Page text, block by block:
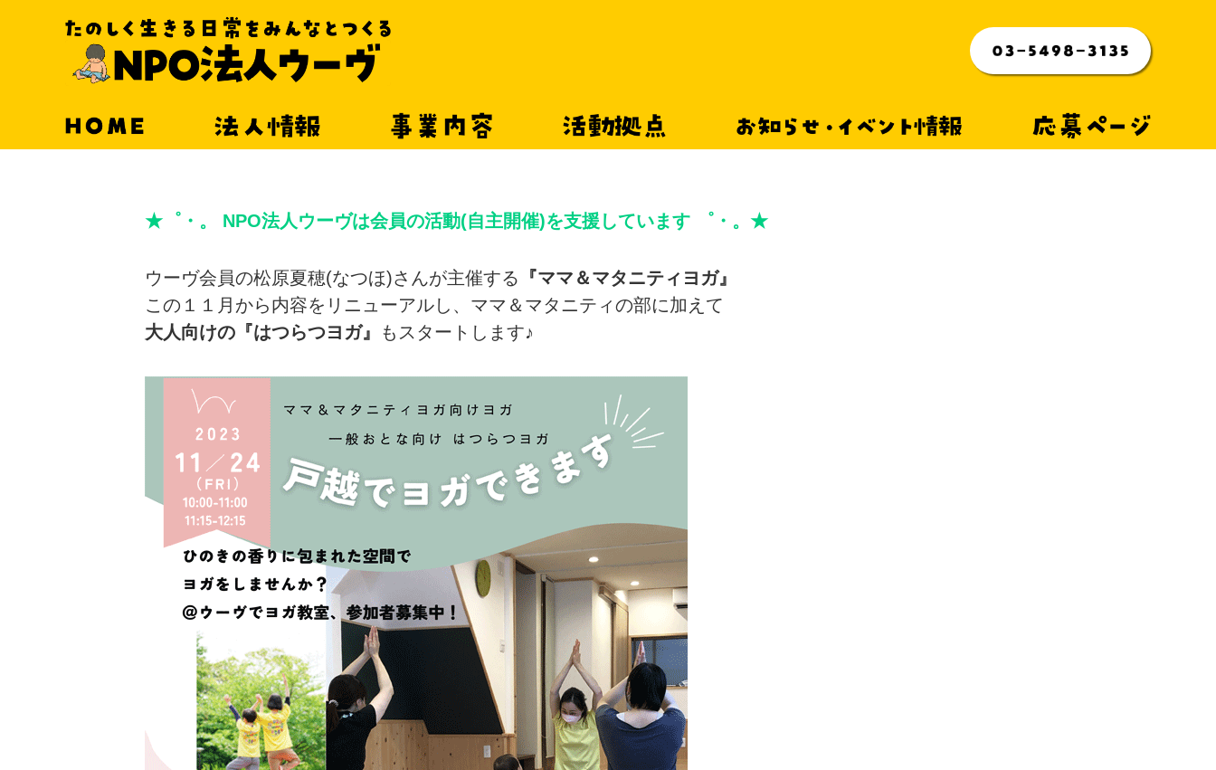
事業内容 応募ページ
ヨガ教室がリニューアル！！ １１月開催のお知らせ
★゜・。 NPO法人ウーヴは会員の活動(自主開催)を支援しています ゜・。★
ウーヴ会員の松原夏穂(なつほ)さんが主催する 『ママ＆マタニティヨガ』
この１１月から内容をリニューアルし、ママ＆マタニティの部に加えて
大人向けの『はつらつヨガ』
もスタートします♪